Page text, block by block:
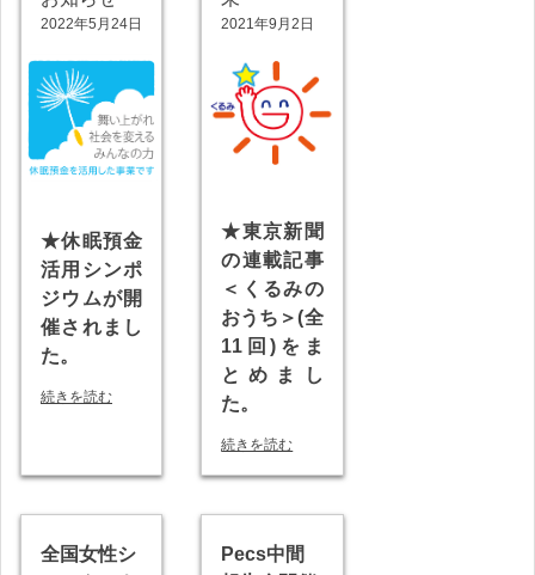
2022年5月24日
★休眠預金
活用シンポ
ジウムが開
催されまし
た。
続きを読む
2021年9月2日
★東京新聞
の連載記事
＜くるみの
おうち＞(全
11回)をま
とめまし
た。
続きを読む
全国女性シ
Pecs中間